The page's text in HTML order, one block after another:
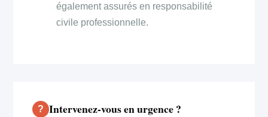
également assurés en responsabilité
civile professionnelle.
Intervenez-vous en urgence ?